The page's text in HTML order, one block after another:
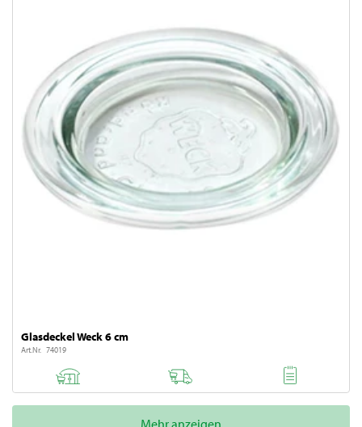
Glasdeckel Weck 6 cm
Art.Nr. 74019
Mehr anzeigen